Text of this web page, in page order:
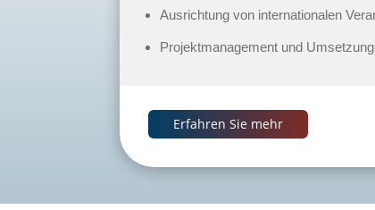
Ausrichtung von internationalen
Projektmanagement und
Erfahren Sie mehr